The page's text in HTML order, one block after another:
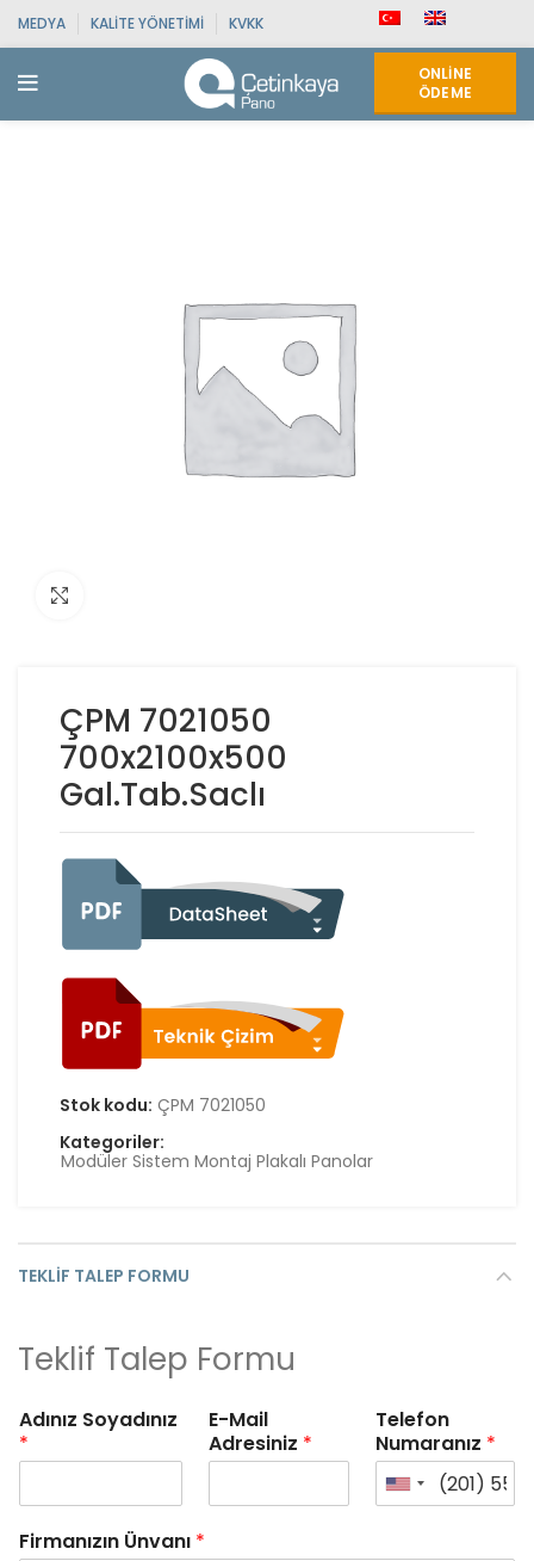
MEDYA KALITE YÖNETIMI KVKK
ONLINE
ÖDEME
ÇPM 7021050
700x2100x500
Gal.Tab.Saclı
Stok kodu: ÇPM 7021050
Kategoriler:
Modüler Sistem Montaj Plakalı Panolar
TEKLIF TALEP FORMU
Teklif Talep Formu
Adınız Soyadınız
*
E-Mail
Adresiniz *
Telefon
Numaranız *
Firmanızın Ünvanı *